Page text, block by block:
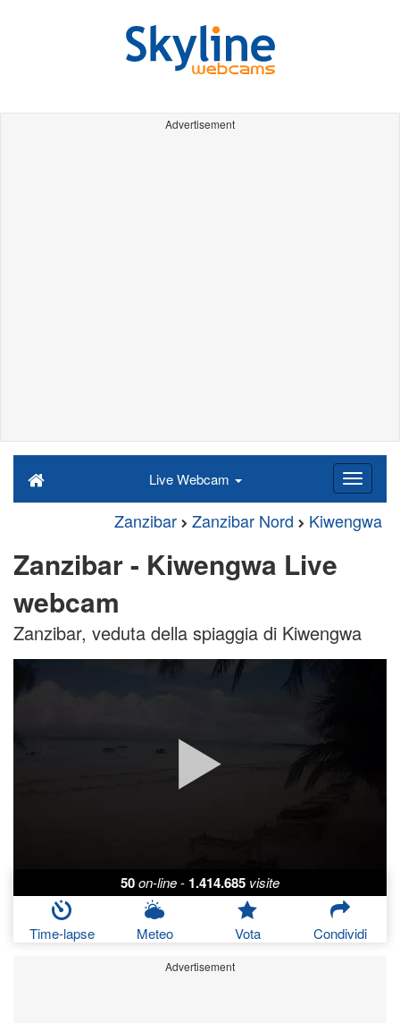
Advertisement
Live Webcam
Zanzibar Zanzibar Nord Kiwengwa
Zanzibar - Kiwengwa Live
webcam
Zanzibar, veduta della spiaggia di Kiwengwa
50on-line- 1.414.685 visite
Time-lapse Meteo Vota Condividi
Advertisement